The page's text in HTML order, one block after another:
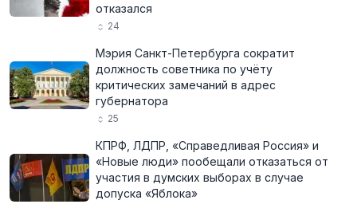
отказался
24
Мэрия Санкт-Петербурга сократит
должность советника по учёту
критических замечаний в адрес
губернатора
25
КПРФ, ЛДПР, «Справедливая Россия» и
«Новые люди» пообещали отказаться от
участия в думских выборах в случае
допуска «Яблока»